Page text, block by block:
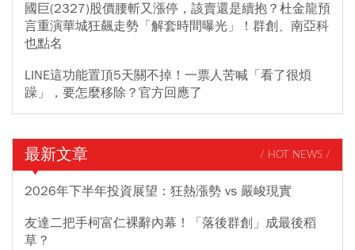
國巨(2327)股價腰斬又漲停，該賣還是續抱？杜金龍預
言重演華城狂飆走勢「解套時間曝光」！群創、南亞科
也點名
LINE這功能置頂5天關不掉！一票人苦喊「看了很煩
躁」，要怎麼移除？官方回應了
最新文章 / HOT NEWS /
2026年下半年投資展望：狂熱漲勢 vs 嚴峻現實
友達二把手柯富仁裸辭內幕！「落後群創」成最後稻
草？